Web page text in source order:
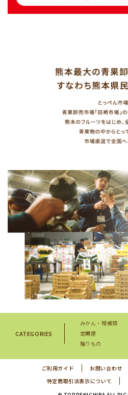
CATEGORIES
みかん・柑橘類
定期便
贈りもの
ご利用ガイド お問い合わせ
特定商取引法表示について